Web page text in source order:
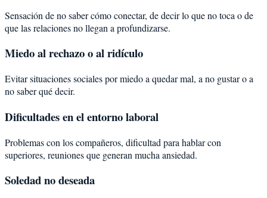
Sensación de no saber cómo conectar, de decir lo que no toca o de
que las relaciones no llegan a profundizarse.
Miedo al rechazo o al ridículo
Evitar situaciones sociales por miedo a quedar mal, a no gustar o a
no saber qué decir.
Dificultades en el entorno laboral
Problemas con los compañeros, dificultad para hablar con
superiores, reuniones que generan mucha ansiedad.
Soledad no deseada